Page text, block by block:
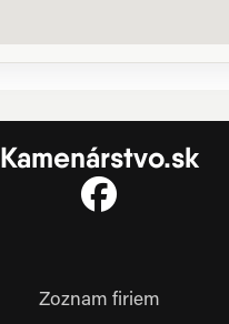
Kamenárstvo.sk
Zoznam firiem